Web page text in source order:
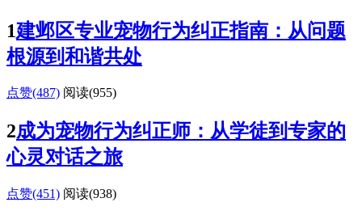
1建邺区专业宠物行为纠正指南：从问题
根源到和谐共处
点赞(487) 阅读(955)
2成为宠物行为纠正师：从学徒到专家的
心灵对话之旅
点赞(451) 阅读(938)